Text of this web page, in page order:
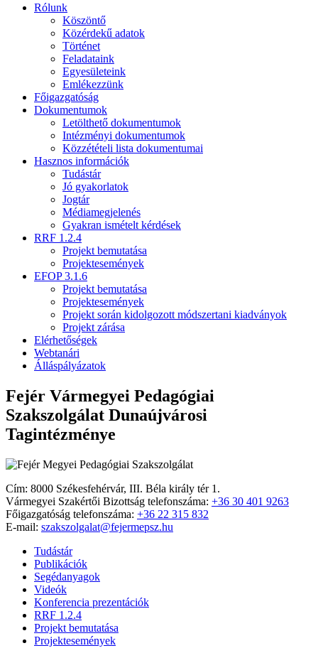
Rólunk
Köszöntő
Közérdekű adatok
Történet
Feladataink
Egyesületeink
Emlékezzünk
Főigazgatóság
Dokumentumok
Letölthető dokumentumok
Intézményi dokumentumok
Közzétételi lista dokumentumai
Hasznos információk
Tudástár
Jó gyakorlatok
Jogtár
Médiamegjelenés
Gyakran ismételt kérdések
RRF 1.2.4
Projekt bemutatása
Projektesemények
EFOP 3.1.6
Projekt bemutatása
Projektesemények
Projekt során kidolgozott módszertani kiadványok
Projekt zárása
Elérhetőségek
Webtanári
Álláspályázatok
Fejér Vármegyei Pedagógiai
Szakszolgálat Dunaújvárosi
Tagintézménye
Cím: 8000 Székesfehérvár, III. Béla király tér 1.
Vármegyei Szakértői Bizottság telefonszáma: +36 30 401 9263
Főigazgatóság telefonszáma: +36 22 315 832
E-mail: szakszolgalat@fejermepsz.hu
Tudástár
Publikációk
Segédanyagok
Videók
Konferencia prezentációk
RRF 1.2.4
Projekt bemutatása
Projektesemények